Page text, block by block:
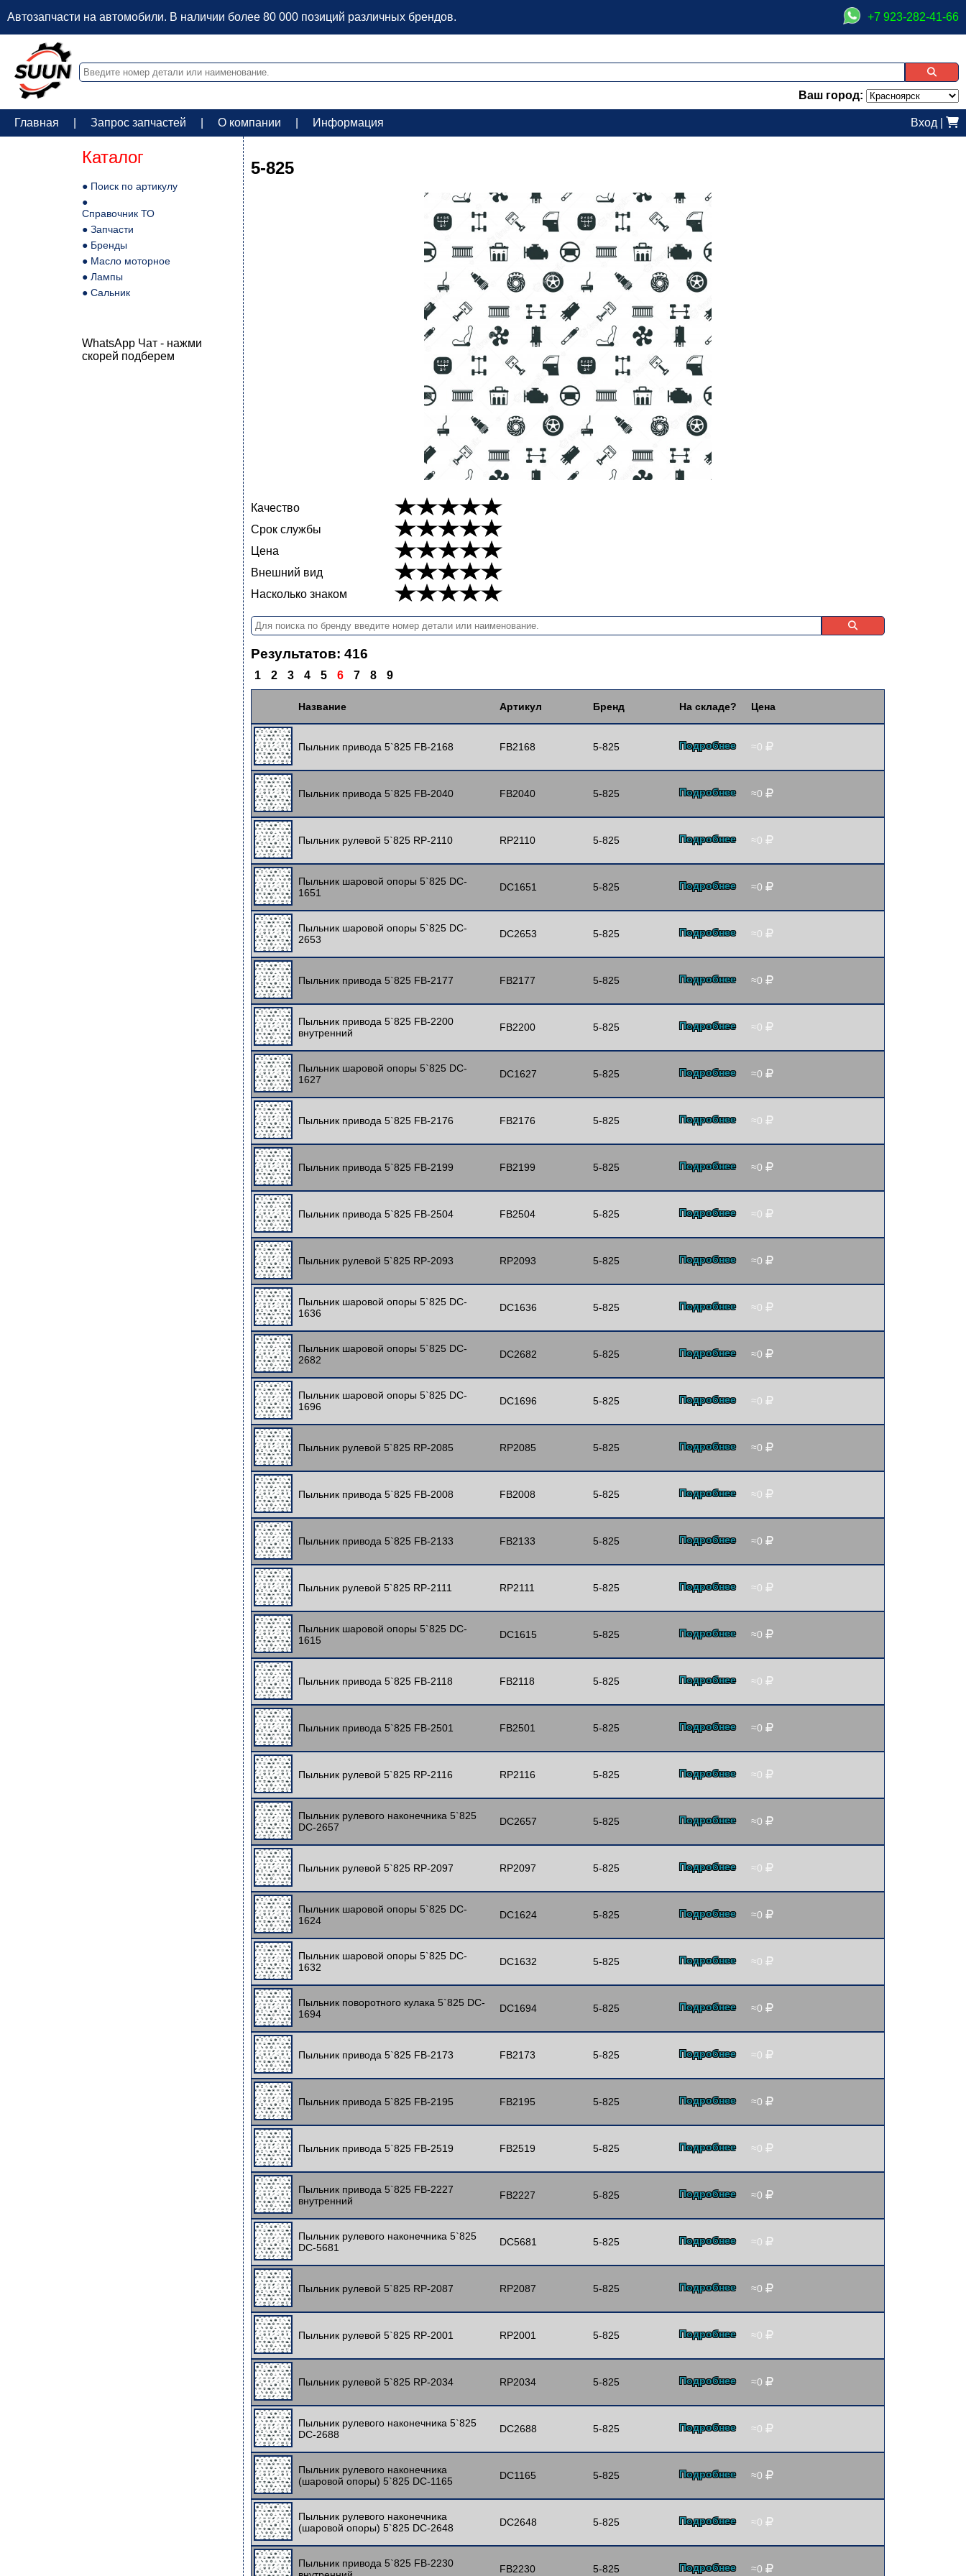
Автозапчасти на автомобили. В наличии более 80 000 позиций различных брендов. +7 923-282-41-66
Ваш город:
Вход
Главная Запрос запчастей О компании Информация
Каталог
● Поиск по артикулу
●
Справочник ТО
● Запчасти
● Бренды
● Масло моторное
● Лампы
● Сальник
WhatsApp Чат - нажми
скорей подберем
5-825
Качество
Срок службы
Цена
Внешний вид
Насколько знаком
Результатов: 416
1 2 3 4 5 6 7 8 9
Название Артикул Бренд На складе? Цена
Пыльник привода 5`825 FB-2168 FB2168 5-825 Подробнее ≈0
Пыльник привода 5`825 FB-2040 FB2040 5-825 Подробнее ≈0
Пыльник рулевой 5`825 RP-2110 RP2110 5-825 Подробнее ≈0
Пыльник шаровой опоры 5`825 DC-
1651
DC1651 5-825 Подробнее ≈0
Пыльник шаровой опоры 5`825 DC-
2653
DC2653 5-825 Подробнее ≈0
Пыльник привода 5`825 FB-2177 FB2177 5-825 Подробнее ≈0
Пыльник привода 5`825 FB-2200
внутренний
FB2200 5-825 Подробнее ≈0
Пыльник шаровой опоры 5`825 DC-
1627
DC1627 5-825 Подробнее ≈0
Пыльник привода 5`825 FB-2176 FB2176 5-825 Подробнее ≈0
Пыльник привода 5`825 FB-2199 FB2199 5-825 Подробнее ≈0
Пыльник привода 5`825 FB-2504 FB2504 5-825 Подробнее ≈0
Пыльник рулевой 5`825 RP-2093 RP2093 5-825 Подробнее ≈0
Пыльник шаровой опоры 5`825 DC-
1636
DC1636 5-825 Подробнее ≈0
Пыльник шаровой опоры 5`825 DC-
2682
DC2682 5-825 Подробнее ≈0
Пыльник шаровой опоры 5`825 DC-
1696
DC1696 5-825 Подробнее ≈0
Пыльник рулевой 5`825 RP-2085 RP2085 5-825 Подробнее ≈0
Пыльник привода 5`825 FB-2008 FB2008 5-825 Подробнее ≈0
Пыльник привода 5`825 FB-2133 FB2133 5-825 Подробнее ≈0
Пыльник рулевой 5`825 RP-2111 RP2111 5-825 Подробнее ≈0
Пыльник шаровой опоры 5`825 DC-
1615
DC1615 5-825 Подробнее ≈0
Пыльник привода 5`825 FB-2118 FB2118 5-825 Подробнее ≈0
Пыльник привода 5`825 FB-2501 FB2501 5-825 Подробнее ≈0
Пыльник рулевой 5`825 RP-2116 RP2116 5-825 Подробнее ≈0
Пыльник рулевого наконечника 5`825
DC-2657
DC2657 5-825 Подробнее ≈0
Пыльник рулевой 5`825 RP-2097 RP2097 5-825 Подробнее ≈0
Пыльник шаровой опоры 5`825 DC-
1624
DC1624 5-825 Подробнее ≈0
Пыльник шаровой опоры 5`825 DC-
1632
DC1632 5-825 Подробнее ≈0
Пыльник поворотного кулака 5`825 DC-
1694
DC1694 5-825 Подробнее ≈0
Пыльник привода 5`825 FB-2173 FB2173 5-825 Подробнее ≈0
Пыльник привода 5`825 FB-2195 FB2195 5-825 Подробнее ≈0
Пыльник привода 5`825 FB-2519 FB2519 5-825 Подробнее ≈0
Пыльник привода 5`825 FB-2227
внутренний
FB2227 5-825 Подробнее ≈0
Пыльник рулевого наконечника 5`825
DC-5681
DC5681 5-825 Подробнее ≈0
Пыльник рулевой 5`825 RP-2087 RP2087 5-825 Подробнее ≈0
Пыльник рулевой 5`825 RP-2001 RP2001 5-825 Подробнее ≈0
Пыльник рулевой 5`825 RP-2034 RP2034 5-825 Подробнее ≈0
Пыльник рулевого наконечника 5`825
DC-2688
DC2688 5-825 Подробнее ≈0
Пыльник рулевого наконечника
(шаровой опоры) 5`825 DC-1165
DC1165 5-825 Подробнее ≈0
Пыльник рулевого наконечника
(шаровой опоры) 5`825 DC-2648
DC2648 5-825 Подробнее ≈0
Пыльник привода 5`825 FB-2230
FB2230 5-825 Подробнее ≈0